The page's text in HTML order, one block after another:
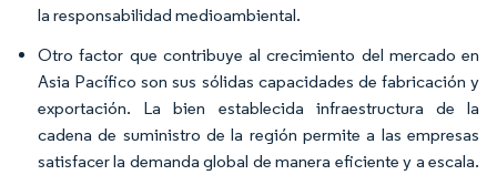
la responsabilidad medioambiental.
Otro factor que contribuye al crecimiento del mercado en
Asia Pacífico son sus sólidas capacidades de fabricación y
exportación. La bien establecida infraestructura de la
cadena de suministro de la región permite a las empresas
satisfacer la demanda global de manera eficiente y a escala.